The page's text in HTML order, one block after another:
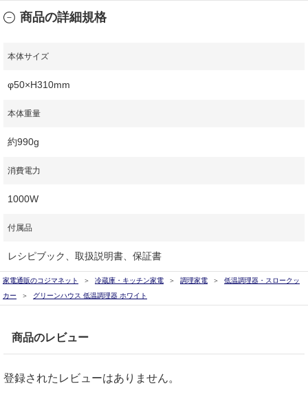
商品の詳細規格
本体サイズ
φ50×H310mm
本体重量
約990g
消費電力
1000W
付属品
レシピブック、取扱説明書、保証書
家電通販のコジマネット 冷蔵庫・キッチン家電 調理家電
低温調理器・スロークッ
カー
グリーンハウス 低温調理器 ホワイト
商品のレビュー
登録されたレビューはありません。